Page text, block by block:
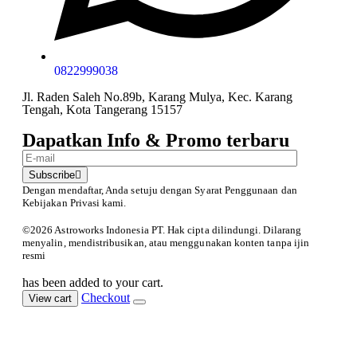
0822999038
Jl. Raden Saleh No.89b, Karang Mulya, Kec. Karang
Tengah, Kota Tangerang 15157
Dapatkan Info & Promo terbaru
Subscribe
Dengan mendaftar, Anda setuju dengan Syarat Penggunaan dan
Kebijakan Privasi kami.
©️2026 Astroworks Indonesia PT. Hak cipta dilindungi. Dilarang
menyalin, mendistribusikan, atau menggunakan konten tanpa ijin
resmi
has been added to your cart.
View cart Checkout